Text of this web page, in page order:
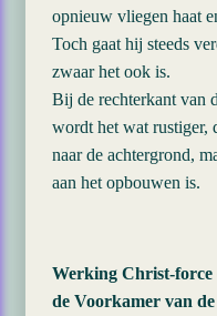
opnieuw vliegen haat
Toch gaat hij steeds
zwaar het ook is.
Bij de rechterkant van
wordt het wat rustiger,
naar de achtergrond,
aan het opbouwen is.
Werking Christ-force
de Voorkamer van